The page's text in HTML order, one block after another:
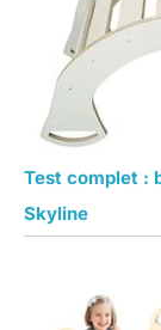
Test complet :
Skyline